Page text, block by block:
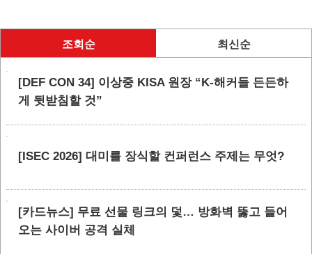
조회순 최신순
[DEF CON 34] 이상중 KISA 원장 “K-해커들 든든하
게 뒷받침할 것”
[ISEC 2026] 대미를 장식할 컨퍼런스 주제는 무엇?
[카드뉴스] 무료 선물 링크의 덫… 방화벽 뚫고 들어
오는 사이버 공격 실체